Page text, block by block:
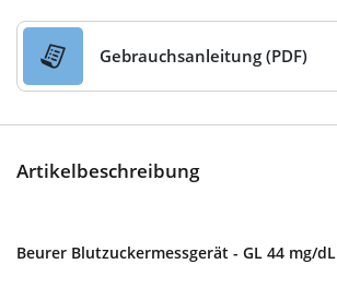
Gebrauchsanleitung (PDF)
Artikelbeschreibung
Beurer Blutzuckermessgerät - GL 44 mg/dL